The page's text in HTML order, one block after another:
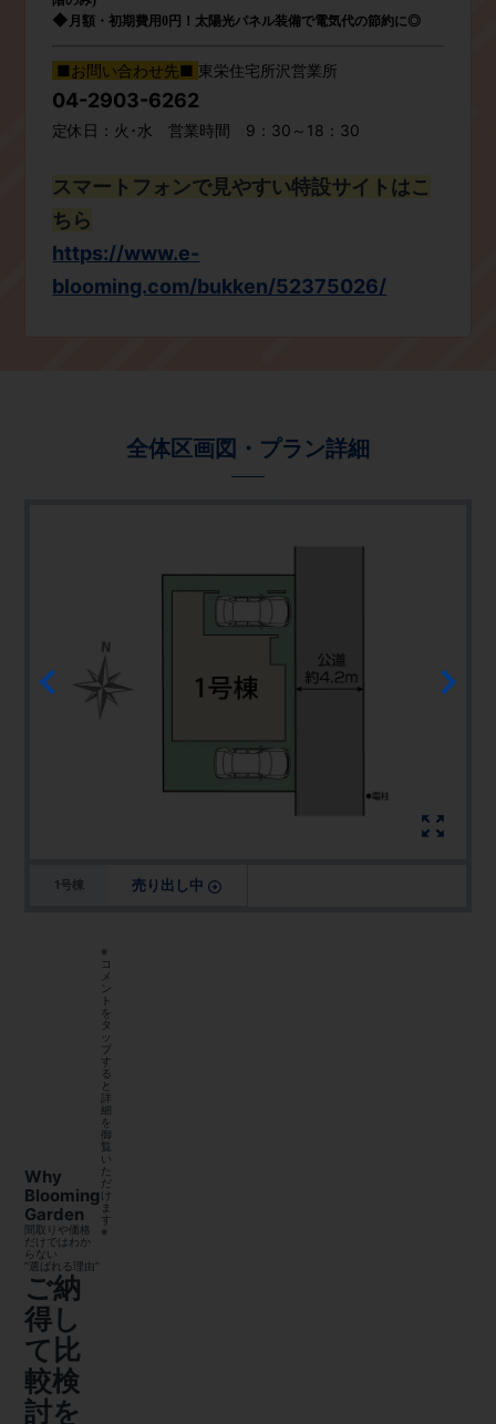
◆ 月額・初期費用0円！太陽光パネル装備で電気代の節約に◎
■お問い合わせ先■ 東栄住宅所沢営業所
04-2903-6262
定休日：火･水 営業時間 9：30～18：30
スマートフォンで見やすい特設サイトはこ
ちら
https://www.e-
blooming.com/bukken/52375026/
全体区画図・プラン詳細
1号棟 売り出し中
Why
Blooming
Garden
間取りや価格
だけではわか
らない
“選ばれる理由”
ご納
得し
て比
較検
討を
※
コ
メ
ン
ト
を
タ
ッ
プ
す
る
と
詳
細
を
御
覧
い
た
だ
け
ま
す
※